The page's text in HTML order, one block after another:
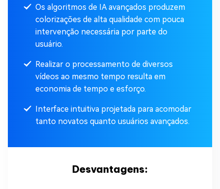
Os algoritmos de IA avançados produzem
colorizações de alta qualidade com pouca
intervenção necessária por parte do
usuário.
Realizar o processamento de diversos
vídeos ao mesmo tempo resulta em
economia de tempo e esforço.
Interface intuitiva projetada para acomodar
tanto novatos quanto usuários avançados.
Desvantagens: